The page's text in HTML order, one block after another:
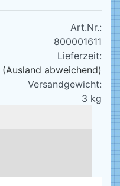
Art.Nr.:
800001611
Lieferzeit:
(Ausland abweichend)
Versandgewicht:
3 kg